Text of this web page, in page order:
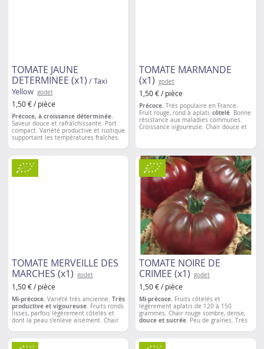
TOMATE JAUNE
DETERMINEE (x1) / Taxi
Yellow godet
1,50 € / pièce
Précoce, à croissance déterminée.
Saveur douce et rafraîchissante. Port
compact. Variété productive et rustique
supportant les températures fraîches.
60 cm
TOMATE MARMANDE
(x1) godet
1,50 € / pièce
Précoce. Très populaire en France.
Fruit rouge, rond à aplati, côtelé. Bonne
résistance aux maladies communes.
Croissance vigoureuse. Chair douce et
TOMATE MERVEILLE DES
MARCHES (x1) godet
1,50 € / pièce
Mi-précoce. Variété très ancienne. Très
productive et vigoureuse. Fruits ronds
lisses, parfois légèrement côtelés et
dont la peau s’enlève aisément. Chair
conservation. Bonne résistance aux
TOMATE NOIRE DE
CRIMEE (x1) godet
1,50 € / pièce
Mi-précoce. Fruits côtelés et
légèrement aplatis de 120 à 150
grammes. Chair rouge sombre, dense,
douce et sucrée. Peu de graines. Très
Espacement entre les plantations: